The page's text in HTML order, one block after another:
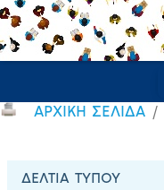
ΑΡΧΙΚΗ ΣΕΛΙΔΑ
ΔΕΛΤΙΑ ΤΥΠΟΥ